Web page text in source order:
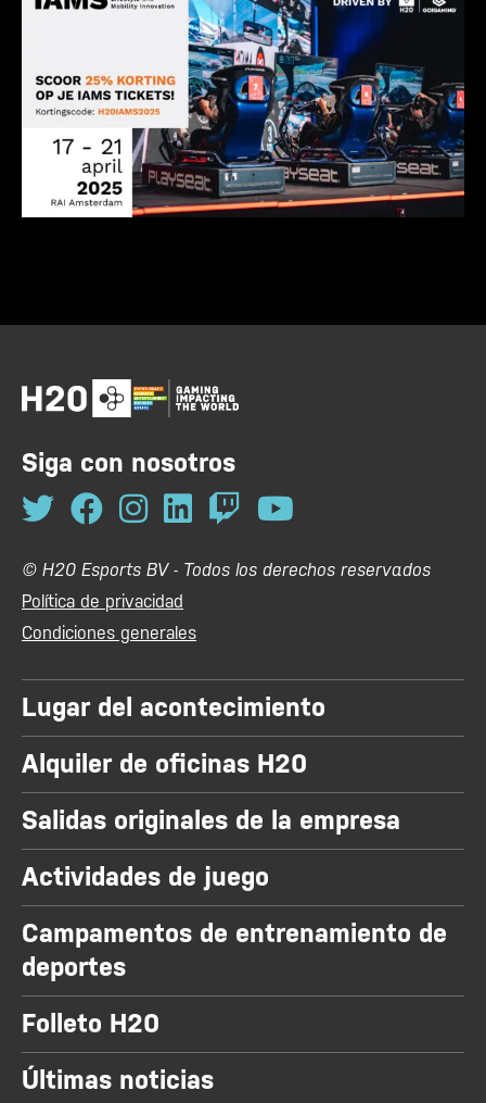
Siga con nosotros
© H20 Esports BV - Todos los derechos reservados
Política de privacidad
Condiciones generales
Lugar del acontecimiento
Alquiler de oficinas H20
Salidas originales de la empresa
Actividades de juego
Campamentos de entrenamiento de
deportes
Folleto H20
Últimas noticias